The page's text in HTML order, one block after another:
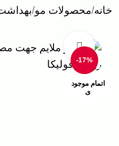
خانه محصولات مو
-17%
اتمام موجود
ی
بزرگنمایی